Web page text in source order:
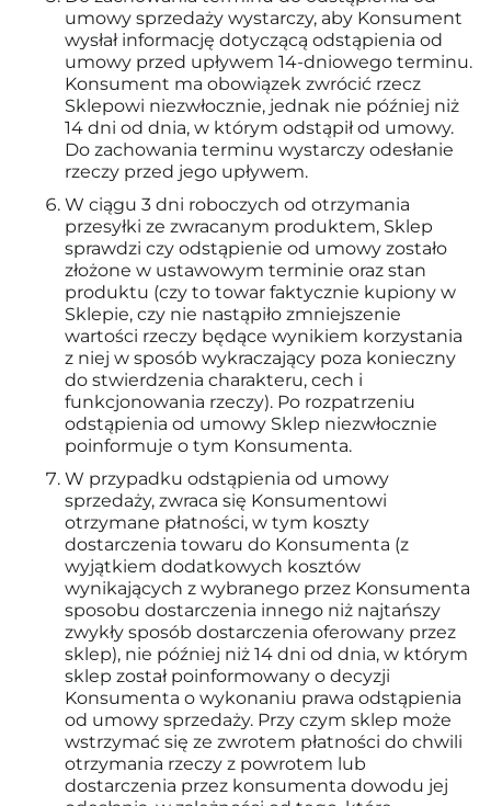
umowy sprzedaży wystarczy, aby Konsument
wysłał informację dotyczącą odstąpienia od
umowy przed upływem 14-dniowego terminu.
Konsument ma obowiązek zwrócić rzecz
Sklepowi niezwłocznie, jednak nie później niż
14 dni od dnia, w którym odstąpił od umowy.
Do zachowania terminu wystarczy odesłanie
rzeczy przed jego upływem.
W ciągu 3 dni roboczych od otrzymania
przesyłki ze zwracanym produktem, Sklep
sprawdzi czy odstąpienie od umowy zostało
złożone w ustawowym terminie oraz stan
produktu (czy to towar faktycznie kupiony w
Sklepie, czy nie nastąpiło zmniejszenie
wartości rzeczy będące wynikiem korzystania
z niej w sposób wykraczający poza konieczny
do stwierdzenia charakteru, cech i
funkcjonowania rzeczy). Po rozpatrzeniu
odstąpienia od umowy Sklep niezwłocznie
poinformuje o tym Konsumenta.
W przypadku odstąpienia od umowy
sprzedaży, zwraca się Konsumentowi
otrzymane płatności, w tym koszty
dostarczenia towaru do Konsumenta (z
wyjątkiem dodatkowych kosztów
wynikających z wybranego przez Konsumenta
sposobu dostarczenia innego niż najtańszy
zwykły sposób dostarczenia oferowany przez
sklep), nie później niż 14 dni od dnia, w którym
sklep został poinformowany o decyzji
Konsumenta o wykonaniu prawa odstąpienia
od umowy sprzedaży. Przy czym sklep może
wstrzymać się ze zwrotem płatności do chwili
otrzymania rzeczy z powrotem lub
dostarczenia przez konsumenta dowodu jej